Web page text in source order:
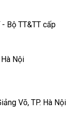
Bộ TT&TT cấp
Nội
Võ, TP. Hà Nội